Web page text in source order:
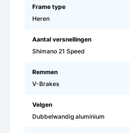
Frame type
Heren
Aantal versnellingen
Shimano 21 Speed
Remmen
V-Brakes
Velgen
Dubbelwandig aluminium